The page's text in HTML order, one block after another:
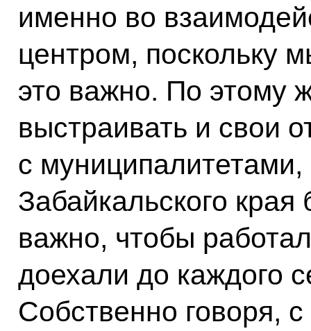
именно во
центром, поскольку
это важно. По этому
выстраивать и свои
с муниципалитетами,
Забайкальского
важно, чтобы
доехали до каждого
Собственно говоря,